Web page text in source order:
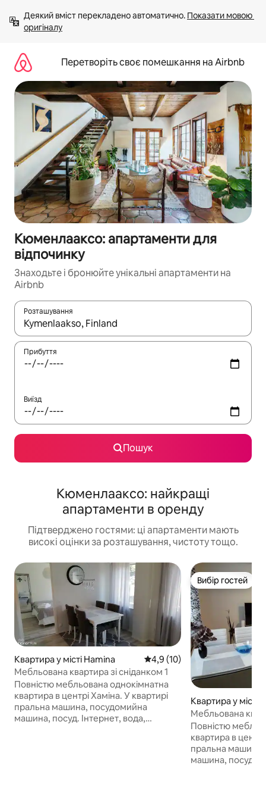
вмісту
Деякий вміст перекладено автоматично. Показати мовою
оригіналу
Перетворіть своє помешкання на Airbnb
Кюменлааксо: апартаменти для
відпочинку
Знаходьте і бронюйте унікальні апартаменти на
Airbnb
Розташування
Отримавши результати пошуку, використовуйте для
Прибуття
Виїзд
Пошук
Кюменлааксо: найкращі
апартаменти в оренду
Підтверджено гостями: ці апартаменти мають
високі оцінки за розташування, чистоту тощо.
Квартира у місті Hamina Середня оцінка: 4,9 з 5,
4,9 (10)
Мебльована квартира зі сніданком 1
Повністю мебльована однокімнатна
квартира в центрі Хаміна. У квартирі
пральна машина, посудомийна
машина, посуд. Інтернет, вода,
Вибір гостей
Вибір гостей
Квартира у місті
Мебльована
Повністю
квартира в
пральна
машина, посуд.